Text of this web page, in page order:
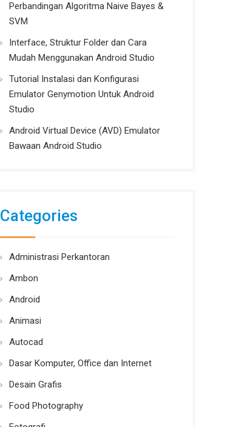
Perbandingan Algoritma Naive Bayes &
SVM
Interface, Struktur Folder dan Cara
Mudah Menggunakan Android Studio
Tutorial Instalasi dan Konfigurasi
Emulator Genymotion Untuk Android
Studio
Android Virtual Device (AVD) Emulator
Bawaan Android Studio
Categories
Administrasi Perkantoran
Ambon
Android
Animasi
Autocad
Dasar Komputer, Office dan Internet
Desain Grafis
Food Photography